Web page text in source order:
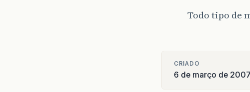
Todo tipo de
CRIADO
6 de março de 2007